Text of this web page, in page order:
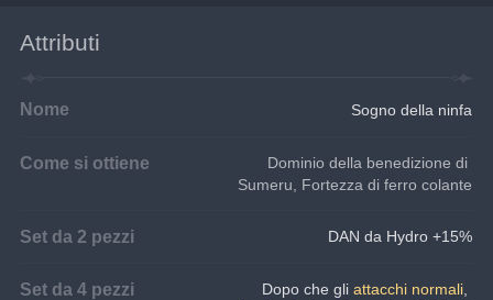
Attributi
Nome Sogno della ninfa
Come si ottiene
Dominio della benedizione di
Sumeru, Fortezza di ferro colante
Set da 2 pezzi DAN da Hydro +15%
Set da 4 pezzi Dopo che gli attacchi normali